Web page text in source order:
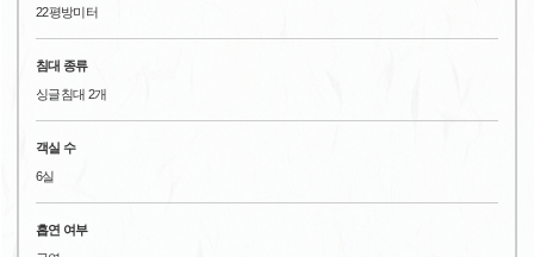
22평방미터
침대 종류
싱글침대 2개
객실 수
6실
흡연 여부